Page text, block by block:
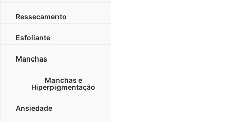
Ressecamento
Esfoliante
Manchas
Manchas e
Hiperpigmentação
Ansiedade